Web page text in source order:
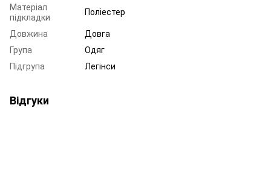
Матеріал
підкладки
Поліестер
Довжина
Довга
Група
Одяг
Підгрупа
Легінси
Відгуки